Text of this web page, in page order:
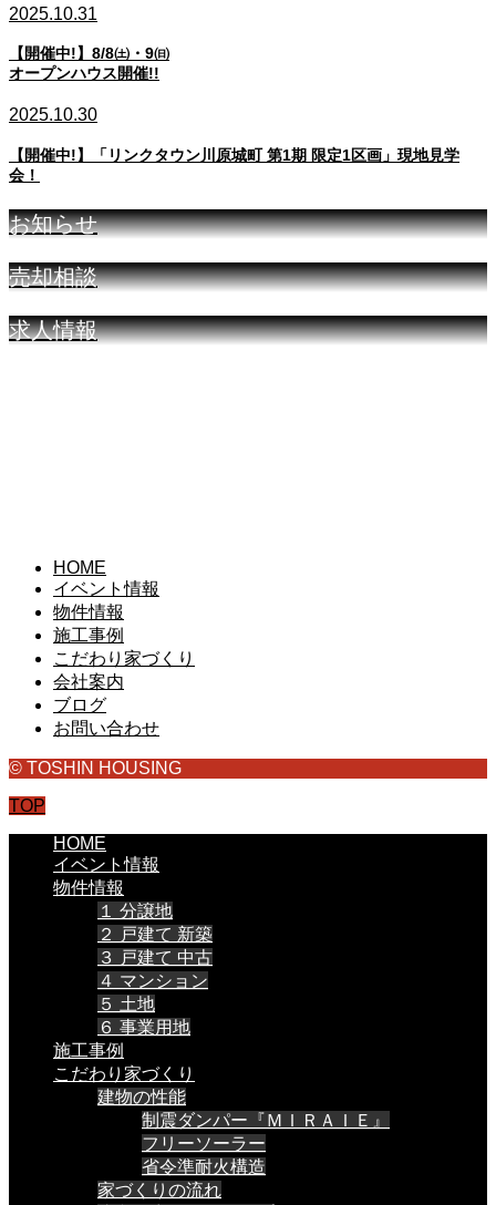
2025.10.31
【開催中!】8/8㈯・9㈰
オープンハウス開催!!
2025.10.30
【開催中!】「リンクタウン川原城町 第1期 限定1区画」現地見学
会！
お知らせ
売却相談
求人情報
HOME
イベント情報
物件情報
施工事例
こだわり家づくり
会社案内
ブログ
お問い合わせ
© TOSHIN HOUSING
TOP
HOME
イベント情報
物件情報
１ 分譲地
２ 戸建て 新築
３ 戸建て 中古
４ マンション
５ 土地
６ 事業用地
施工事例
こだわり家づくり
建物の性能
制震ダンパー『ＭＩＲＡＩＥ』
フリーソーラー
省令準耐火構造
家づくりの流れ